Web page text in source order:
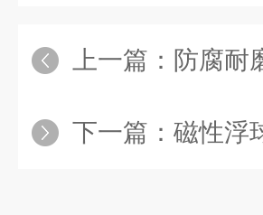
上一篇： 防腐耐磨
下一篇： 磁性浮球